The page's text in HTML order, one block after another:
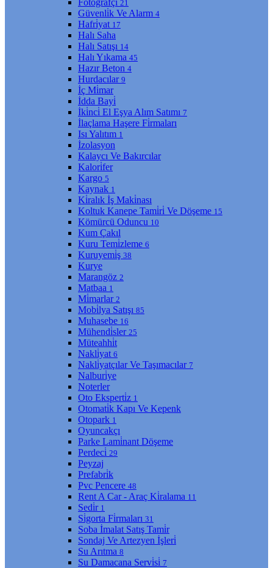
21
Güvenli̇k Ve Alarm 4
Hafri̇yat 17
Halı Saha
Halı Satışı 14
Halı Yıkama 45
Hazır Beton 4
Hurdacılar 9
İç Mi̇mar
İdda Bayi̇
İki̇nci̇ El Eşya Alım Satımı 7
İlaçlama Haşere Fi̇rmaları
Isı Yalıtım 1
İzolasyon
Kalaycı Ve Bakırcılar
Kalori̇fer
Kargo 5
Kaynak 1
Ki̇ralık İş Maki̇nası
Koltuk Kanepe Tami̇ri̇ Ve Döşeme 15
Kömürcü Oduncu 10
Kum Çakıl
Kuru Temi̇zleme 6
Kuruyemi̇ş 38
Kurye
Marangöz 2
Matbaa 1
Mi̇marlar 2
Mobi̇lya Satışı 85
Muhasebe 16
Mühendi̇sler 25
Müteahhi̇t
Nakli̇yat 6
Nakli̇yatçılar Ve Taşımacılar 7
Nalburi̇ye
Noterler
Oto Eksperti̇z 1
Otomati̇k Kapı Ve Kepenk
Otopark 1
Oyuncakçı
Parke Lami̇nant Döşeme
Perdeci̇ 29
Peyzaj
Prefabri̇k
Pvc Pencere 48
Rent A Car - Araç Ki̇ralama 11
Sedi̇r 1
Si̇gorta Fi̇rmaları 31
Soba İmalat Satış Tami̇r
Sondaj Ve Artezyen İşleri̇
Su Arıtma 8
Su Damacana Servi̇si̇ 7